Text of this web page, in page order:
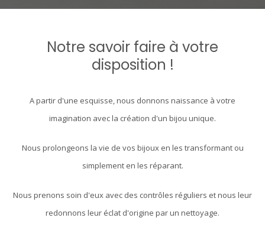
Notre savoir faire à votre
disposition !
A partir d'une esquisse, nous donnons naissance à votre
imagination avec la création d'un bijou unique.
Nous prolongeons la vie de vos bijoux en les transformant ou
simplement en les réparant.
Nous prenons soin d'eux avec des contrôles réguliers et nous leur
redonnons leur éclat d'origine par un nettoyage.